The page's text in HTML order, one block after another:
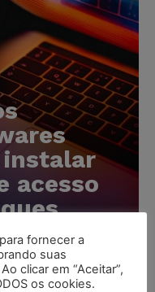
acesso
fornecer a
suas
clicar em “Aceitar”,
os cookies.